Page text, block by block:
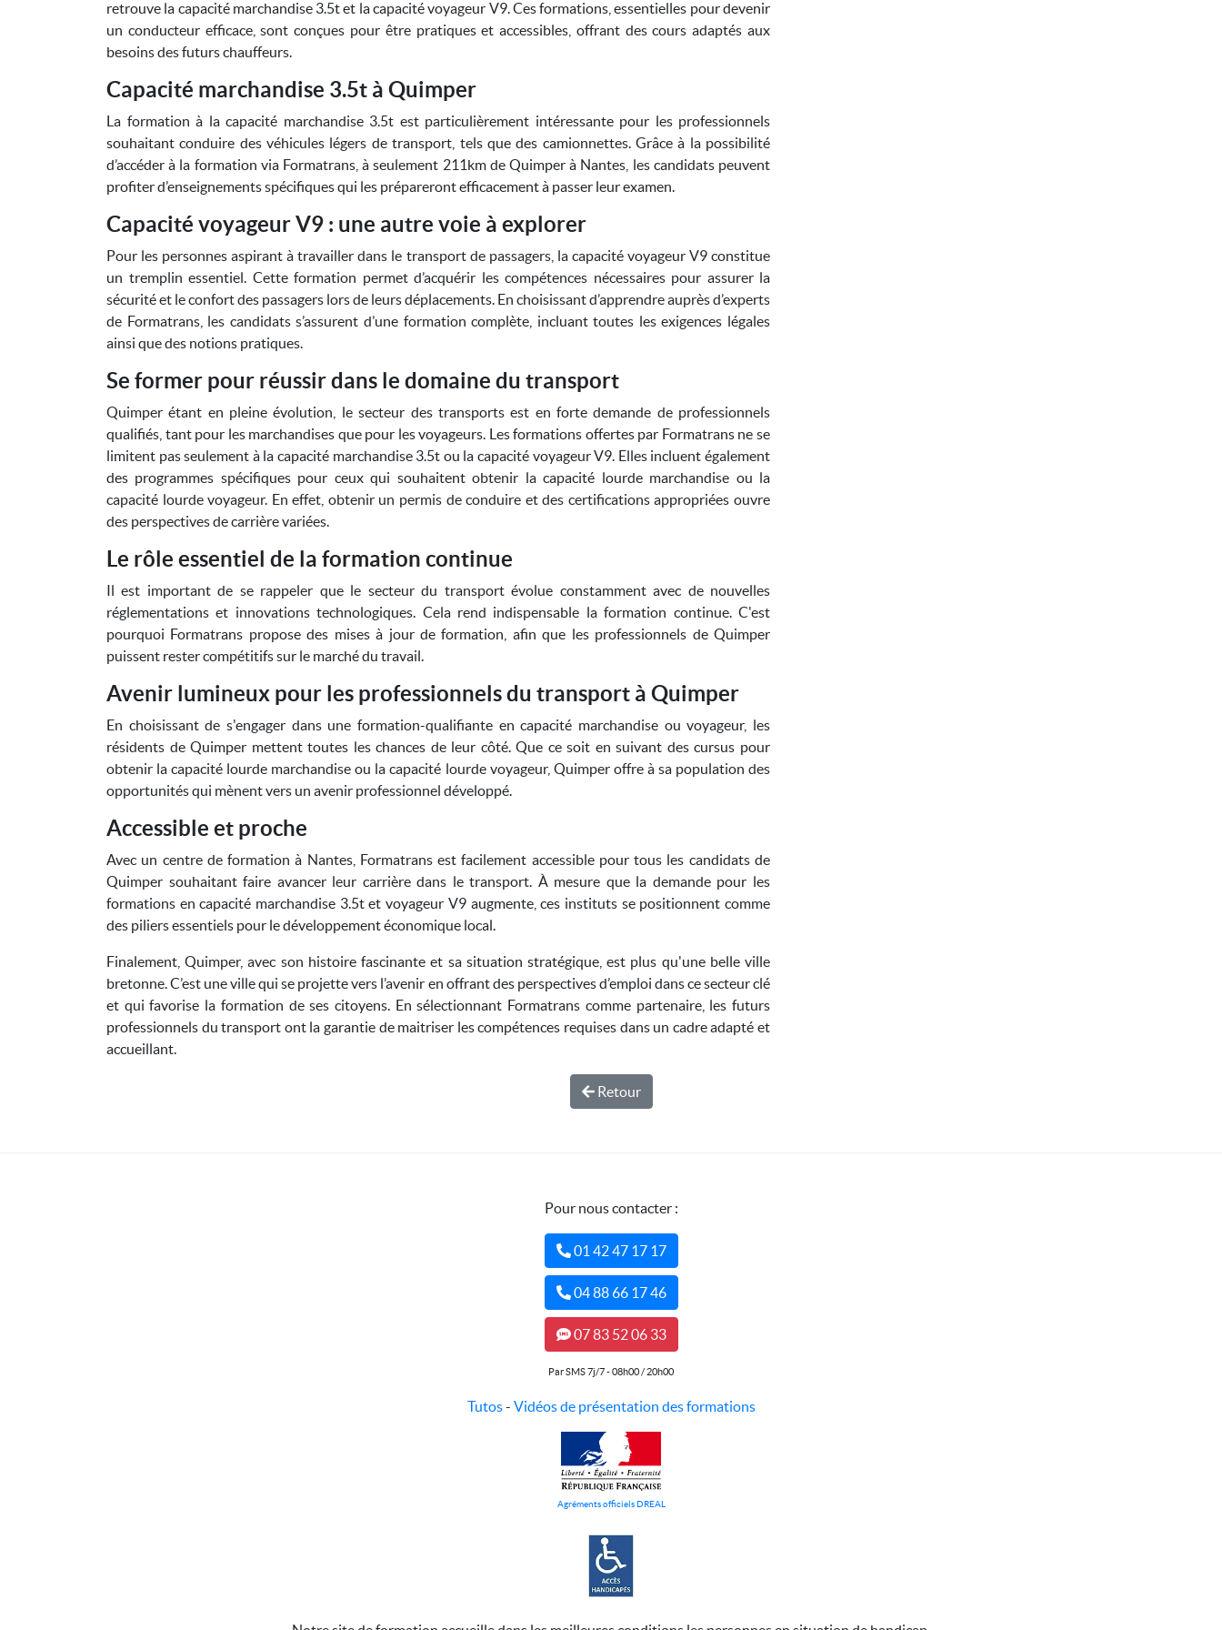
retrouve la capacité marchandise 3.5t et la capacité voyageur V9. Ces formations, essentielles pour devenir
un conducteur efficace, sont conçues pour être pratiques et accessibles, offrant des cours adaptés aux
besoins des futurs chauffeurs.
Capacité marchandise 3.5t à Quimper
La formation à la capacité marchandise 3.5t est particulièrement intéressante pour les professionnels
souhaitant conduire des véhicules légers de transport, tels que des camionnettes. Grâce à la possibilité
d’accéder à la formation via Formatrans, à seulement 211km de Quimper à Nantes, les candidats peuvent
profiter d’enseignements spécifiques qui les prépareront efficacement à passer leur examen.
Capacité voyageur V9 : une autre voie à explorer
Pour les personnes aspirant à travailler dans le transport de passagers, la capacité voyageur V9 constitue
un tremplin essentiel. Cette formation permet d’acquérir les compétences nécessaires pour assurer la
sécurité et le confort des passagers lors de leurs déplacements. En choisissant d’apprendre auprès d’experts
de Formatrans, les candidats s’assurent d’une formation complète, incluant toutes les exigences légales
ainsi que des notions pratiques.
Se former pour réussir dans le domaine du transport
Quimper étant en pleine évolution, le secteur des transports est en forte demande de professionnels
qualifiés, tant pour les marchandises que pour les voyageurs. Les formations offertes par Formatrans ne se
limitent pas seulement à la capacité marchandise 3.5t ou la capacité voyageur V9. Elles incluent également
des programmes spécifiques pour ceux qui souhaitent obtenir la capacité lourde marchandise ou la
capacité lourde voyageur. En effet, obtenir un permis de conduire et des certifications appropriées ouvre
des perspectives de carrière variées.
Le rôle essentiel de la formation continue
Il est important de se rappeler que le secteur du transport évolue constamment avec de nouvelles
réglementations et innovations technologiques. Cela rend indispensable la formation continue. C'est
pourquoi Formatrans propose des mises à jour de formation, afin que les professionnels de Quimper
puissent rester compétitifs sur le marché du travail.
Avenir lumineux pour les professionnels du transport à Quimper
En choisissant de s'engager dans une formation-qualifiante en capacité marchandise ou voyageur, les
résidents de Quimper mettent toutes les chances de leur côté. Que ce soit en suivant des cursus pour
obtenir la capacité lourde marchandise ou la capacité lourde voyageur, Quimper offre à sa population des
opportunités qui mènent vers un avenir professionnel développé.
Accessible et proche
Avec un centre de formation à Nantes, Formatrans est facilement accessible pour tous les candidats de
Quimper souhaitant faire avancer leur carrière dans le transport. À mesure que la demande pour les
formations en capacité marchandise 3.5t et voyageur V9 augmente, ces instituts se positionnent comme
des piliers essentiels pour le développement économique local.
Finalement, Quimper, avec son histoire fascinante et sa situation stratégique, est plus qu'une belle ville
bretonne. C’est une ville qui se projette vers l’avenir en offrant des perspectives d’emploi dans ce secteur clé
et qui favorise la formation de ses citoyens. En sélectionnant Formatrans comme partenaire, les futurs
professionnels du transport ont la garantie de maitriser les compétences requises dans un cadre adapté et
accueillant.
Retour
Pour nous contacter :
01 42 47 17 17
04 88 66 17 46
07 83 52 06 33
Par SMS 7j/7 - 08h00 / 20h00
Tutos- Vidéos de présentation des formations
Agréments officiels DREAL